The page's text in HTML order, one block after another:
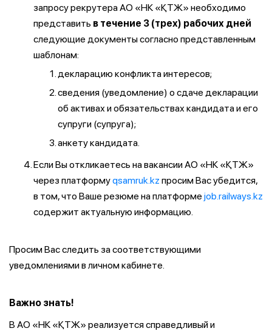
запросу рекрутера АО «НК «ҚТЖ» необходимо
представить в течение 3 (трех) рабочих дней
следующие документы согласно представленным
шаблонам:
декларацию конфликта интересов;
сведения (уведомление) о сдаче декларации
об активах и обязательствах кандидата и его
супруги (супруга);
анкету кандидата.
Если Вы откликаетесь на вакансии АО «НК «ҚТЖ»
через платформуqsamruk.kz просим Вас убедится,
в том, что Ваше резюме на платформе job.railways.kz
содержит актуальную информацию.
Просим Вас следить за соответствующими
уведомлениями в личном кабинете.
Важно знать!
В АО «НК «ҚТЖ» реализуется справедливый и